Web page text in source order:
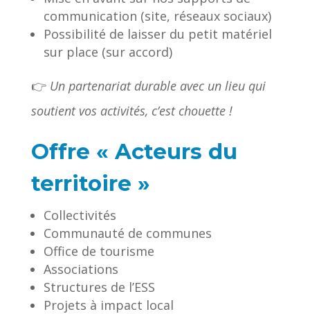
communication (site, réseaux sociaux)
Possibilité de laisser du petit matériel
sur place (sur accord)
👉 Un partenariat durable avec un lieu qui
soutient vos activités, c’est chouette !
Offre « Acteurs du
territoire »
Collectivités
Communauté de communes
Office de tourisme
Associations
Structures de l’ESS
Projets à impact local